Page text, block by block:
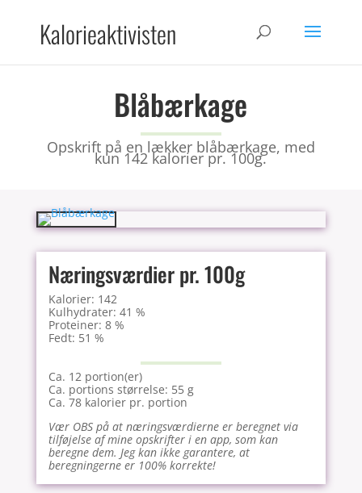
Kalorieaktivisten
Blåbærkage
Opskrift på en lækker blåbærkage, med
kun 142 kalorier pr. 100g.
Næringsværdier pr. 100g
Kalorier: 142
Kulhydrater: 41 %
Proteiner: 8 %
Fedt: 51 %
Ca. 12 portion(er)
Ca. portions størrelse: 55 g
Ca. 78 kalorier pr. portion
Vær OBS på at næringsværdierne er beregnet via
tilføjelse af mine opskrifter i en app, som kan
beregne dem. Jeg kan ikke garantere, at
beregningerne er 100% korrekte!